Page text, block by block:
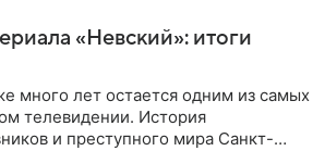
«Невский»: итоги
много лет остается одним из самых
телевидении. История
и преступного мира Санкт-